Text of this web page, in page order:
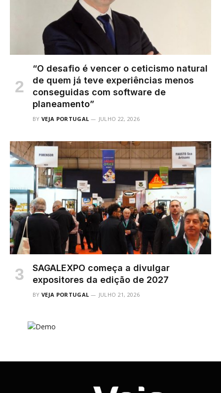
“O desafio é vencer o ceticismo natural
de quem já teve experiências menos
conseguidas com software de
planeamento”
BY VEJA PORTUGAL JULHO 22, 2026
SAGALEXPO começa a divulgar
expositores da edição de 2027
BY VEJA PORTUGAL JULHO 21, 2026